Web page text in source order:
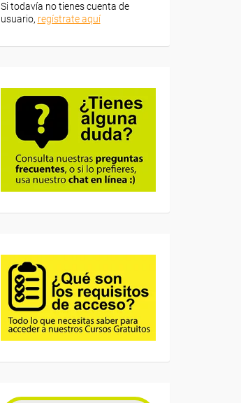
Si todavía no tienes cuenta de
usuario, regístrate aquí